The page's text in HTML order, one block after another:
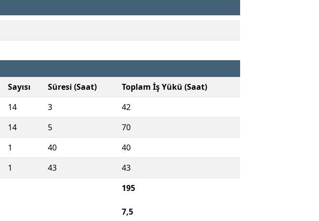
Sayısı Süresi (Saat)
Toplam İş Yükü (Saat)
14 3
42
14 5
70
1 40
40
1 43
43
195
7,5